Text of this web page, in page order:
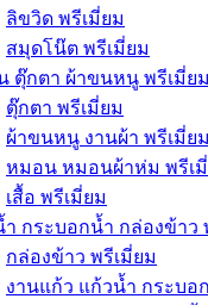
ลิขวิด พรีเมี่ยม
สมุดโน๊ต พรีเมี่ยม
ตุ๊กตา ผ้าขนหนู พรีเมี่ยม
ตุ๊กตา พรีเมี่ยม
ผ้าขนหนู งานผ้า พรีเมี่ยม
หมอน หมอนผ้าห่ม พรีเ
เสื้อ พรีเมี่ยม
ำ กระบอกน้ำ กล่องข้าว
กล่องข้าว พรีเมี่ยม
งานแก้ว แก้วน้ำ กระบอ